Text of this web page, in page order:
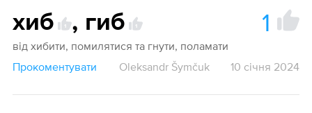
хиб , гиб 1
від хибити, помилятися та гнути, поламати
Прокоментувати
Oleksandr Šymčuk 10 січня 2024